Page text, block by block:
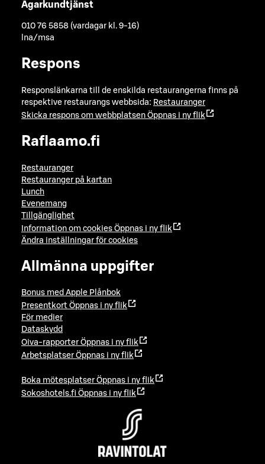
Ägarkundtjänst
010 76 5858 (vardagar kl. 9-16)
lna/msa
Respons
Responslänkarna till de enskilda restaurangerna finns på
respektive restaurangs webbsida: Restauranger
Skicka respons om webbplatsen Öppnas i ny flik
Raflaamo.fi
Restauranger
Restauranger på kartan
Lunch
Evenemang
Tillgänglighet
Information om cookies Öppnas i ny flik
Ändra inställningar för cookies
Allmänna uppgifter
Bonus med Apple Plånbok
Presentkort Öppnas i ny flik
För medier
Dataskydd
Oiva-rapporter Öppnas i ny flik
Arbetsplatser Öppnas i ny flik
Boka mötesplatser Öppnas i ny flik
Sokoshotels.fi Öppnas i ny flik